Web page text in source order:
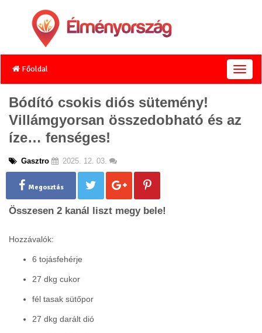
Főoldal
T
o
l
Bódító csokis diós sütemény!
Villámgyorsan összedobható és az
íze… fenséges!
Gasztro 2025. 12. 03.
Megosztás
Összesen 2 kanál liszt megy bele!
Hozzávalók:
6 tojásfehérje
27 dkg cukor
fél tasak sütőpor
27 dkg darált dió